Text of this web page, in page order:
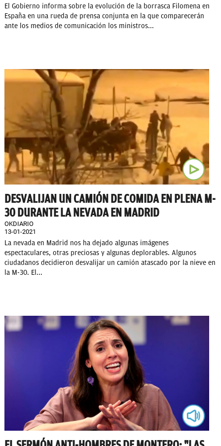
El Gobierno informa sobre la evolución de la borrasca Filomena en
España en una rueda de prensa conjunta en la que comparecerán
ante los medios de comunicación los ministros...
DESVALIJAN UN CAMIÓN DE COMIDA EN PLENA M-
30 DURANTE LA NEVADA EN MADRID
OKDIARIO
13-01-2021
La nevada en Madrid nos ha dejado algunas imágenes
espectaculares, otras preciosas y algunas deplorables. Algunos
ciudadanos decidieron desvalijar un camión atascado por la nieve en
la M-30. El...